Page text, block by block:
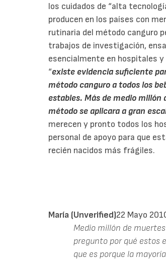
los cuidados de “alta
producen en los países con
rutinaria del método canguro
trabajos de investigación,
esencialmente en hospitales
“existe evidencia suficiente
método canguro a todos los
estables. Más de medio
método se aplicara a gran
merecen y pronto todos los
personal de apoyo para que
recién nacidos más frágiles.
María (unverified)22 Mayo
Medio millón de
pregunto por qué estos
que es porque la